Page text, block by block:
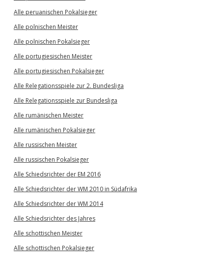
Alle peruanischen Pokalsieger
Alle polnischen Meister
Alle polnischen Pokalsieger
Alle portugiesischen Meister
Alle portugiesischen Pokalsieger
Alle Relegationsspiele zur 2. Bundesliga
Alle Relegationsspiele zur Bundesliga
Alle rumänischen Meister
Alle rumänischen Pokalsieger
Alle russischen Meister
Alle russischen Pokalsieger
Alle Schiedsrichter der EM 2016
Alle Schiedsrichter der WM 2010 in Südafrika
Alle Schiedsrichter der WM 2014
Alle Schiedsrichter des Jahres
Alle schottischen Meister
Alle schottischen Pokalsieger